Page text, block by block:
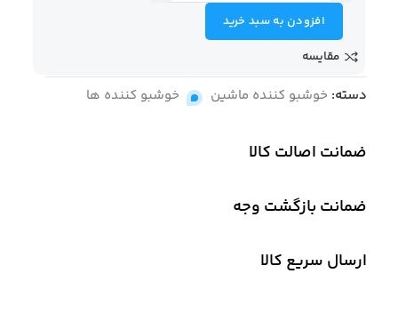
افزودن به سبد خرید
مقایسه
دسته: خوشبو کننده ماشین , خوشبو کننده ها
ضمانت اصالت کالا
ضمانت بازگشت وجه
ارسال سریع کالا